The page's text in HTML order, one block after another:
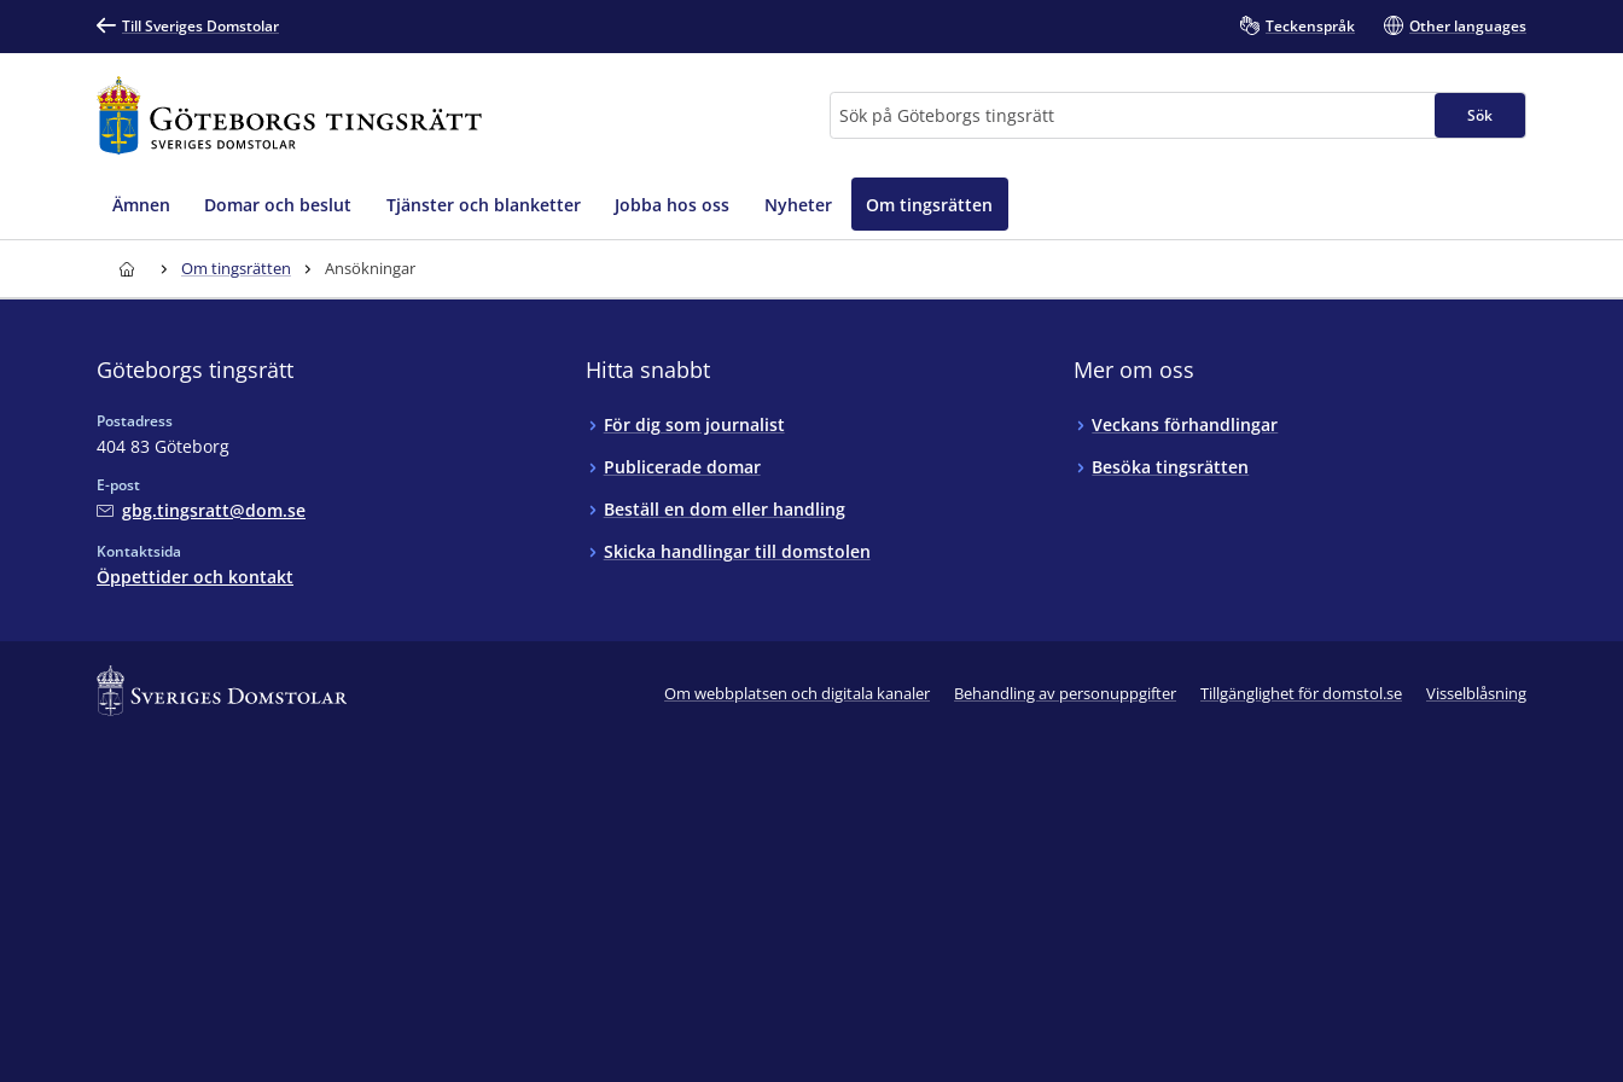
Till Sveriges Domstolar Teckenspråk Other languages
Sök
Ämnen Domar och beslut Tjänster och blanketter Jobba hos oss Nyheter Om tingsrätten
Om tingsrätten Ansökningar
Göteborgs tingsrätt
Postadress
404 83 Göteborg
E-post
gbg.tingsratt@dom.se
Kontaktsida
Öppettider och kontakt
Hitta snabbt
För dig som journalist
Publicerade domar
Beställ en dom eller handling
Skicka handlingar till domstolen
Mer om oss
Veckans förhandlingar
Besöka tingsrätten
Om webbplatsen och digitala kanaler Behandling av personuppgifter Tillgänglighet för domstol.se Visselblåsning